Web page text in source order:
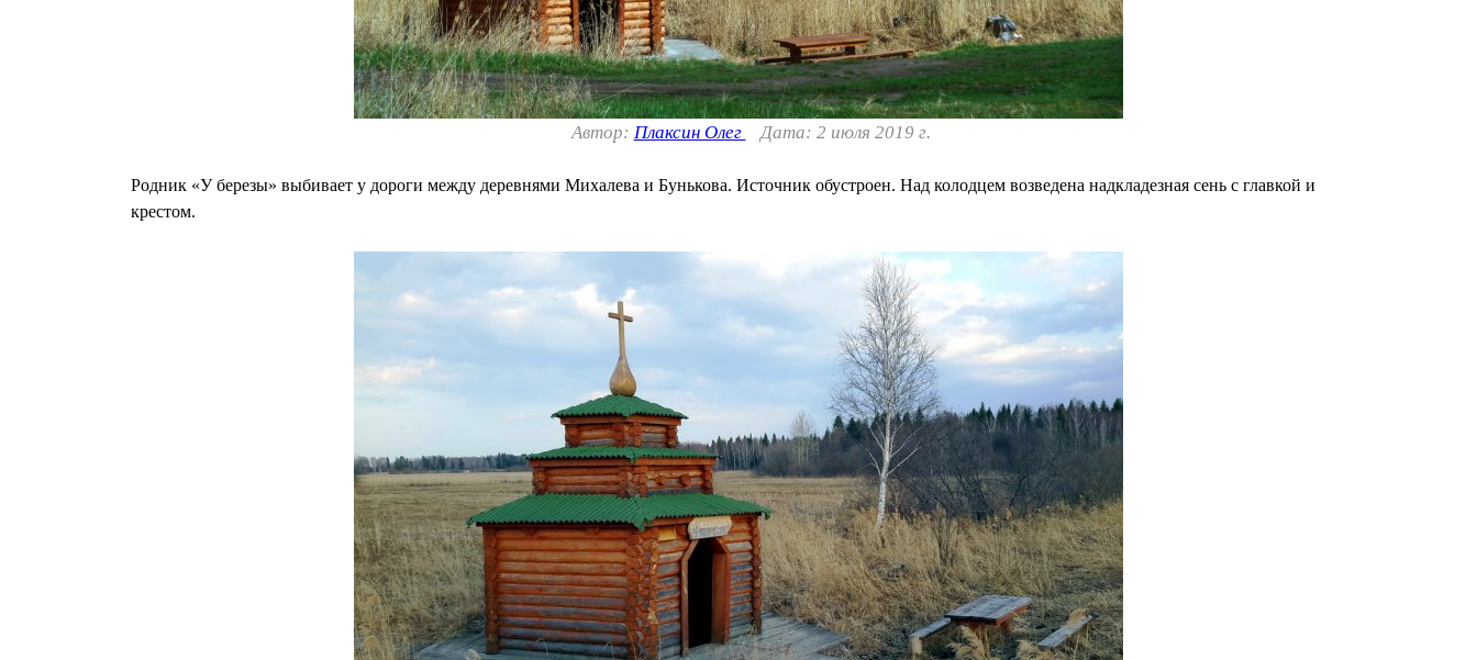
Автор: Плаксин Олег Дата: 2 июля 2019 г.
Родник «У березы» выбивает у дороги между деревнями Михалева и Бунькова. Источник обустроен. Над колодцем возведена надкладезная сень с главкой и
крестом.